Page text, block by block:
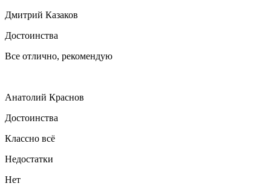
Дмитрий Казаков
Достоинства
Все отлично, рекомендую
Анатолий Краснов
Достоинства
Классно всё
Недостатки
Нет